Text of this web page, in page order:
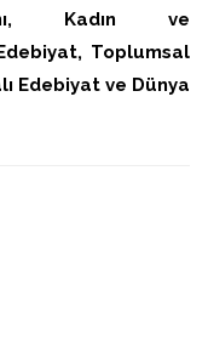
Kadın ve
Toplumsal
Edebiyat ve Dünya